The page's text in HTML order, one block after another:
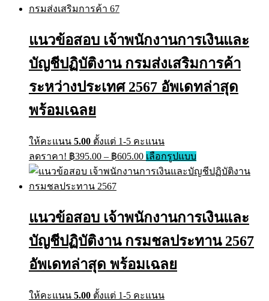
options
be
chosen
on
the
แนวข้อสอบ เจ้าพนักงานการเงินและ
บัญชีปฏิบัติงาน กรมส่งเสริมการค้า
ระหว่างประเทศ 2567 อัพเดทล่าสุด
พร้อมเฉลย
ให้คะแนน 5.00 ตั้งแต่ 1-5 คะแนน
ลดราคา! ฿395.00 – ฿605.00Price
range:
฿395.00
เลือกรูปแบบThis
product
has
options
be
chosen
แนวข้อสอบ เจ้าพนักงานการเงินและ
บัญชีปฏิบัติงาน กรมชลประทาน 2567
อัพเดทล่าสุด พร้อมเฉลย
ให้คะแนน 5.00 ตั้งแต่ 1-5 คะแนน